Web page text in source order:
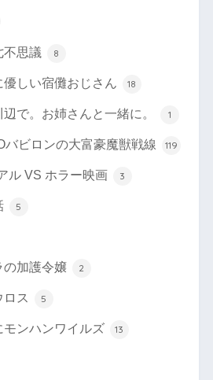
不思議 8
しい宿儺おじさん 18
で。お姉さんと一緒に。 1
バビロンの大富豪魔獣戦線 119
ル VS ホラー映画 3
5
の加護令嬢 2
ス 5
ンハンワイルズ 13